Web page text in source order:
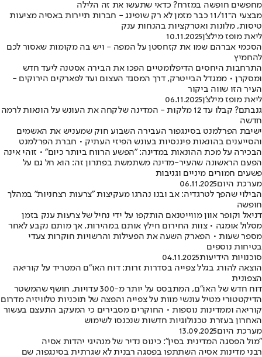
מחפשים חופשה במזרח? כדאי שתעשו את זה הלילה
מבצעי ה־11/11 כבר מזמן לא רק שופינג - חברות תיירות באסיה מציעות
טיסות, מלונות ואטרקציות בהנחות ענק
ליאת מופז מילצ'ן10.11.2025
הסכמי אברהם שמו את קזחסטן על המפה - ויש בה מקומות שאסור לכם
להחמיץ
התרחבות היחסים הדיפלומטיים הפכו את הבירה אסטנה ליעד חדש
ומסקרן • ממגדל הבייטרק, דרך המסגד העצום ועד לפארקים הירוקים -
העיר הזו שווה ביקור
ליאת מופז מילצ'ן06.11.2025
גנבתם? קבלו עד 12 מלקות - המדינה שלקחה את העונש על הונאות לרמה
חדשה
ישיבת הפרלמנט בסינגפור העבירה השבוע חוק שמעניש את האשמים
והסייענים בהונאות פיננסיות בעונש הפיזי העתיק • חברת הפרלמנט
הבכירה על מכת ההונאות במדינה: "הפשע הרווח ביותר כיום" • זוהי אינה
הפעם הראשונה שהעיר-מדינה משתמשת בפתרון זה: הוא חל גם על
פשעים חמורים מיניים וגניבות
מערכת היום06.11.2025
הבילוי שהפך לטרגדיה: אב ובנו נהרגו מעקיצות "צרעות רצחניות" במהלך
חופשה
דניאל וקופר אוון מווייטנאם הותקפו על ידי נחיל של צרעות ענק בזמן
מסלול אומגה • צוות החירום חילץ אותם במהירות, אך מותם נקבע לאחר
מספר שעות • הפארק השעה את הפעילות והרשויות חוקרות צעדי
בטיחות נוספים
סוכנויות הידיעות04.11.2025
הוצאה להורג בגלל צפייה בסדרות זרות: דוח האו"ם המטריד על קוריאה
הצפונית
דוח חדש של האו"ם, המתבסס על יותר מ-300 עדויות, חושף שהמשטר
הדיקטטורי מטיל עונשי מוות על צפייה והפצה של תוכניות טלוויזיה מדרום
קוריאה וממדינות נוספות • החוקרים מסבירים כי המעקב התעצם בעשור
האחרון בעזרת טכנולוגיות חדשות שנכנסו לשימוש
מערכת היום13.09.2025
"מול הפסגה המדינית בסין": כינוס נדיר של מנהיגי יהדות אסיה
רבני מדינות אסיה השתתפו בפסגה רבנית לא שגרתית בסינגפור, שם